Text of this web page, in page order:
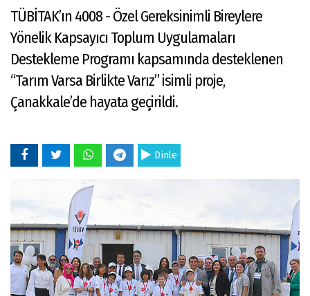
TÜBİTAK’ın 4008 - Özel Gereksinimli Bireylere
Yönelik Kapsayıcı Toplum Uygulamaları
Destekleme Programı kapsamında desteklenen
“Tarım Varsa Birlikte Varız” isimli proje,
Çanakkale’de hayata geçirildi.
Dinle